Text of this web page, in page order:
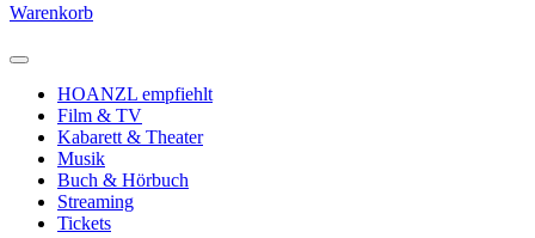
Warenkorb
HOANZL empfiehlt
Film & TV
Kabarett & Theater
Musik
Buch & Hörbuch
Streaming
Tickets